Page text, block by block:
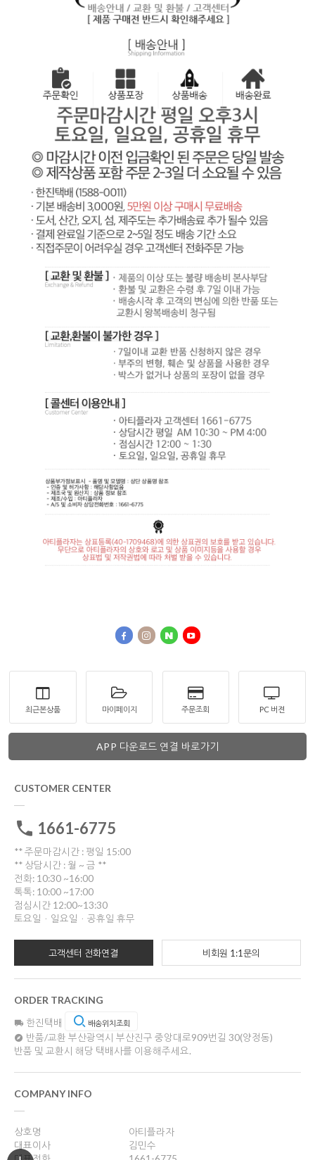
최근본상품 마이페이지 주문조회 PC 버젼
APP 다운로드 연결 바로가기
CUSTOMER CENTER
1661-6775
** 주문마감시간 : 평일 15:00
** 상담시간 : 월 ~ 금 **
전화: 10:30 ~16:00
톡톡: 10:00 ~17:00
점심시간 12:00~13:30
토요일ㆍ일요일ㆍ공휴일 휴무
고객센터 전화연결 비회원 1:1문의
ORDER TRACKING
한진택배 배송위치조회
반품/교환 부산광역시 부산진구 중앙대로909번길 30(양정동)
반품 및 교환시 해당 택배사를 이용해주세요.
COMPANY INFO
상호명
아티플라자
대표이사
김민수